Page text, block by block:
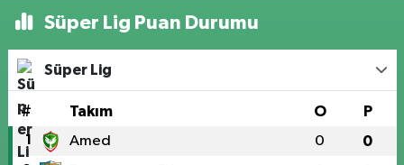
Nuh Eczanesi
Fetih Mahallesi Hicazkar (Örnek Mah) Sokak Bağkur Sitesi No:10 1A
Yaman Eczanesi
Site Mahallesi Kaptanoğlu Okul Sokak No:44 A
0 (216) 533 02 16
Süper Lig Puan Durumu
Süper Lig
# Takım O P
1 Amed 0 0